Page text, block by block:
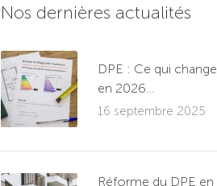
Nos dernières actualités
DPE : Ce qui change
en 2026…
16 septembre 2025
Réforme du DPE en